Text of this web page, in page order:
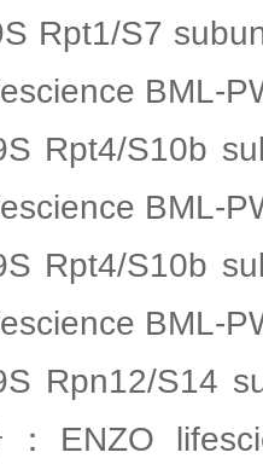
Rpt1/S7
BML-
Rpt4/S10b
BML-
Rpt4/S10b
BML-
Rpn12/S14
ENZO